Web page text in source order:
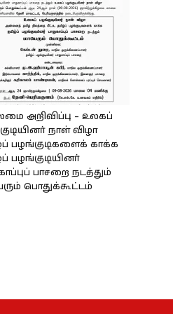
அறிவிப்பு – உலகப்
நாள் விழா
பழங்குடிகளைக் காக்க
பழங்குடியினர்
பாசறை நடத்தும்
பொதுக்கூட்டம்